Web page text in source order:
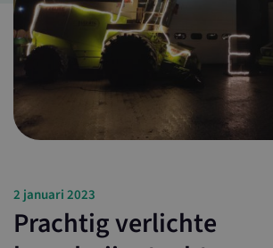
2 januari 2023
Prachtig verlichte